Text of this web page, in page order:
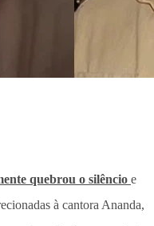
quebrou o silêncio e
à cantora Ananda,